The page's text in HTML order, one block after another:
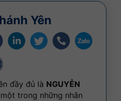
Yên
đầy đủ là NGUYỄN
trong những nhân